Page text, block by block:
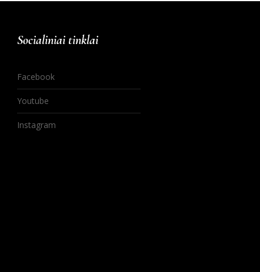
Socialiniai tinklai
Facebook
Youtube
Instagram